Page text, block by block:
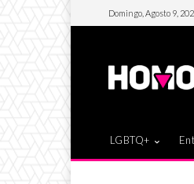
Domingo, Agosto 9,
LGBTQ+